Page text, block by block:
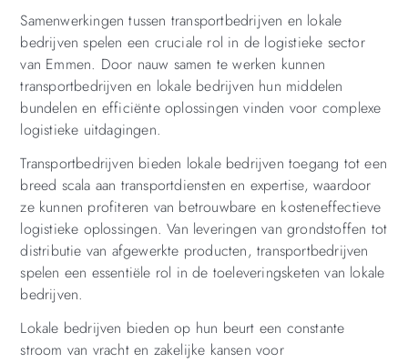
Samenwerkingen tussen transportbedrijven en lokale
bedrijven spelen een cruciale rol in de logistieke sector
van Emmen. Door nauw samen te werken kunnen
transportbedrijven en lokale bedrijven hun middelen
bundelen en efficiënte oplossingen vinden voor complexe
logistieke uitdagingen.
Transportbedrijven bieden lokale bedrijven toegang tot een
breed scala aan transportdiensten en expertise, waardoor
ze kunnen profiteren van betrouwbare en kosteneffectieve
logistieke oplossingen. Van leveringen van grondstoffen tot
distributie van afgewerkte producten, transportbedrijven
spelen een essentiële rol in de toeleveringsketen van lokale
bedrijven.
Lokale bedrijven bieden op hun beurt een constante
stroom van vracht en zakelijke kansen voor